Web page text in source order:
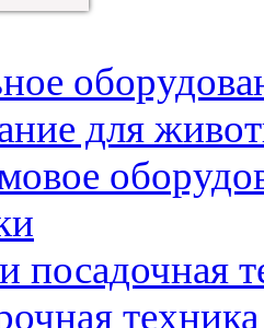
для
посадочная
техника